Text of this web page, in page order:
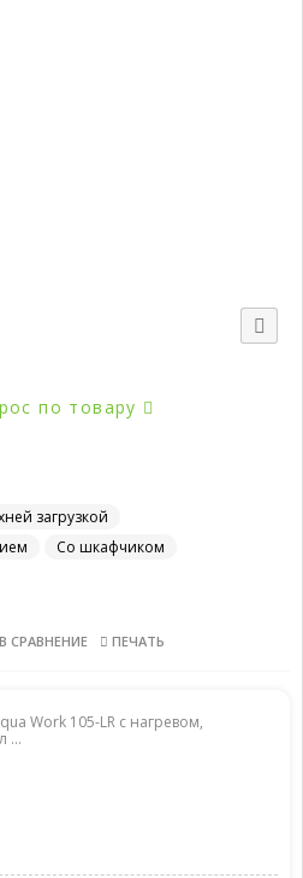
по товару
загрузкой
Со шкафчиком
СРАВНЕНИЕ ПЕЧАТЬ
Work 105-LR с нагревом,
...